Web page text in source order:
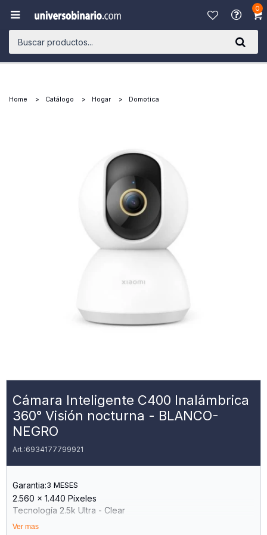
0

Home Catálogo Hogar Domotica
Cámara Inteligente C400 Inalámbrica
360° Visión nocturna - BLANCO-
NEGRO
6934177799921
Garantia:3 MESES
2.560 × 1.440 Píxeles
Tecnología 2.5k Ultra - Clear
Visión Nocturna Infrarroja De 940 Nm
Ver mas